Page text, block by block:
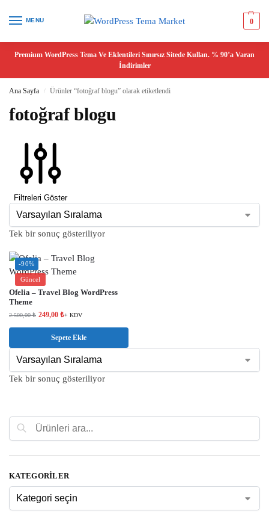
MENU 0
Premium WordPress Tema Ve Eklentileri Sınırsız Sitede Kullan. % 90’a Varan
İndirimler
Ana Sayfa / Ürünler “fotoğraf blogu” olarak etiketlendi
fotoğraf blogu
Filtreleri Göster
Tek bir sonuç gösteriliyor
-90%
Güncel
Ofelia – Travel Blog WordPress
Theme
2.500,00₺ 249,00 ₺+ KDV
Sepete Ekle
Tek bir sonuç gösteriliyor
KATEGORILER